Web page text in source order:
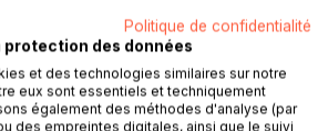
at the dance.
Jean-Claude Occo defined
to understand this dance:
Politique de confidentialité
protection des données
et des technologies similaires sur notre
eux sont essentiels et techniquement
également des méthodes d'analyse (par
des empreintes digitales, ainsi que le suivi